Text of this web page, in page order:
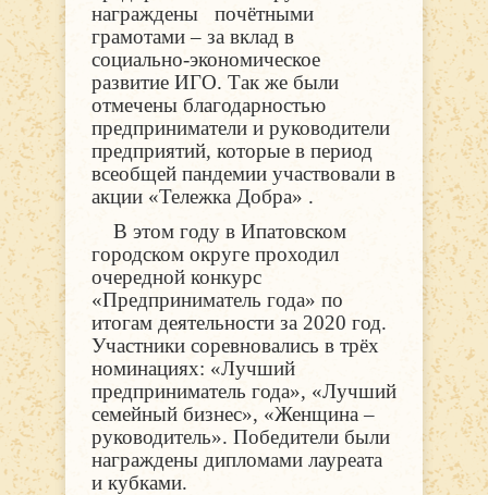
награждены почётными
грамотами – за вклад в
социально-экономическое
развитие ИГО. Так же были
отмечены благодарностью
предприниматели и руководители
предприятий, которые в период
всеобщей пандемии участвовали в
акции «Тележка Добра» .
В этом году в Ипатовском
городском округе проходил
очередной конкурс
«Предприниматель года» по
итогам деятельности за 2020 год.
Участники соревновались в трёх
номинациях: «Лучший
предприниматель года», «Лучший
семейный бизнес», «Женщина –
руководитель». Победители были
награждены дипломами лауреата
и кубками.